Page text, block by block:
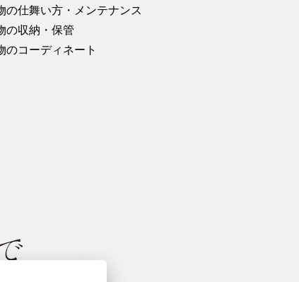
報等から生じるいかなる問題
利用する会社が加わった場合
の仕舞い方・メンテナンス
の収納・保管
のコーディネート